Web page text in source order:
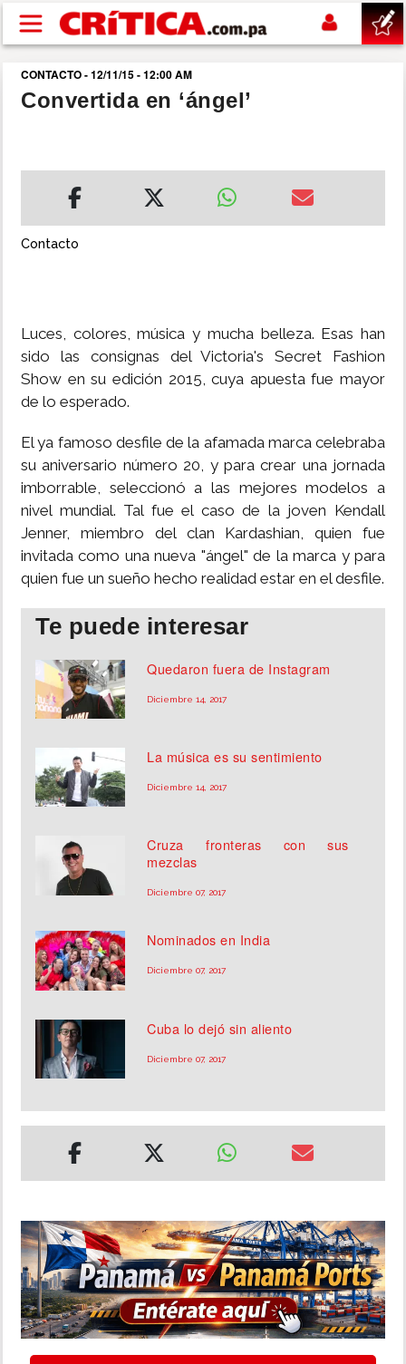
Pasar al contenido principal
buscar
DEPORTES
MUNDO
INSÓLITAS
MULTIMEDIA
IMPRESO
CONTACTO - 12/11/15 - 12:00 AM
Convertida en ‘ángel’
Contacto
Luces, colores, música y mucha belleza. Esas han
sido las consignas del Victoria's Secret Fashion
Show en su edición 2015, cuya apuesta fue mayor
de lo esperado.
El ya famoso desfile de la afamada marca celebraba
su aniversario número 20, y para crear una jornada
imborrable, seleccionó a las mejores modelos a
nivel mundial. Tal fue el caso de la joven Kendall
Jenner, miembro del clan Kardashian, quien fue
invitada como una nueva "ángel" de la marca y para
quien fue un sueño hecho realidad estar en el desfile.
Te puede interesar
Quedaron fuera de Instagram
Diciembre 14, 2017
La música es su sentimiento
Diciembre 14, 2017
Cruza fronteras con sus
mezclas
Diciembre 07, 2017
Nominados en India
Diciembre 07, 2017
Cuba lo dejó sin aliento
Diciembre 07, 2017